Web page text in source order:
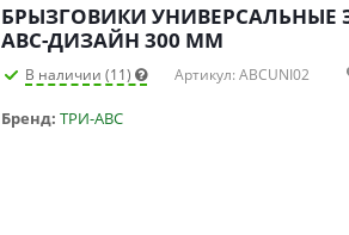
БРЫЗГОВИКИ
АВС-ДИЗАЙН 300 ММ
В наличии (11) Артикул: ABCUNI02
Бренд: ТРИ-АВС